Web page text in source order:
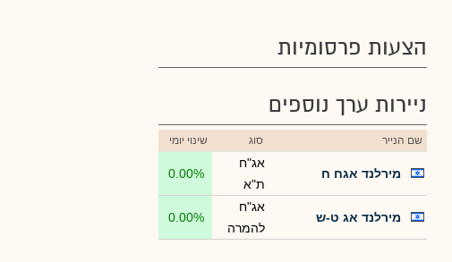
הצעות פרסומיות
ניירות ערך נוספים
שם הנייר סוג שינוי יומי
מירלנד אגח ח
אג"ח
ת"א
0.00%
מירלנד אג ט-ש
אג"ח
להמרה
0.00%